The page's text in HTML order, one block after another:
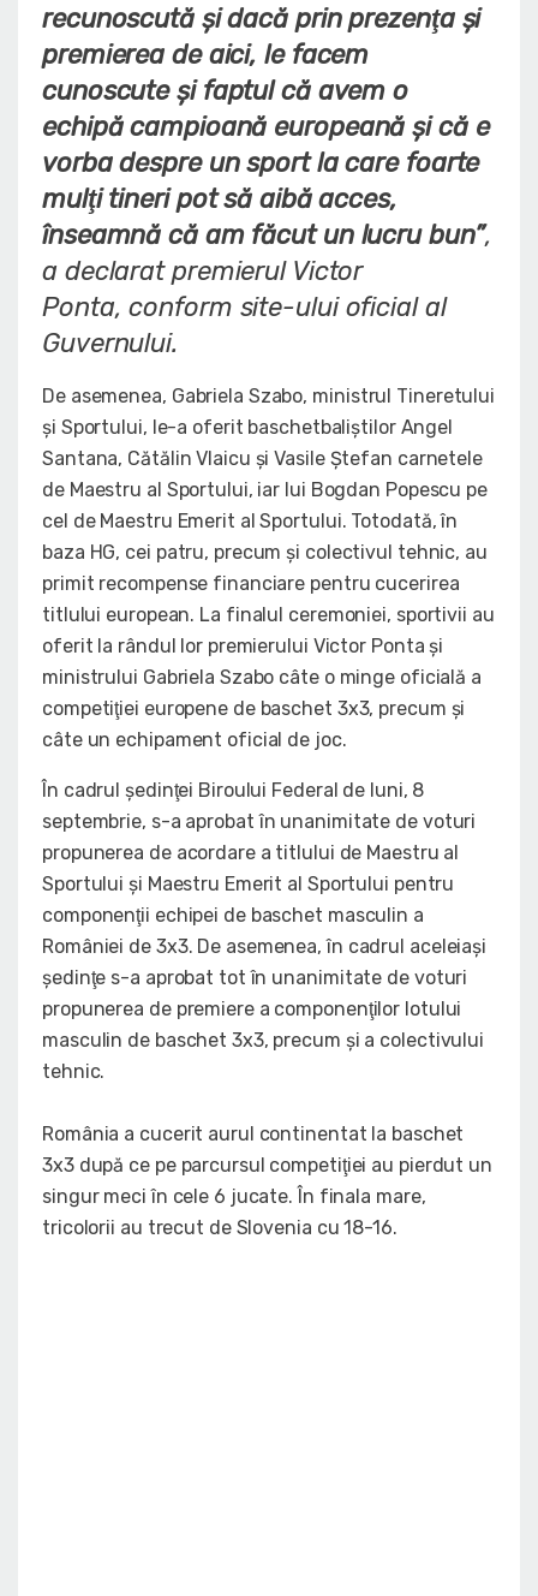
recunoscută şi dacă prin prezenţa şi
premierea de aici, le facem
cunoscute şi faptul că avem o
echipă campioană europeană şi că e
vorba despre un sport la care foarte
mulţi tineri pot să aibă acces,
înseamnă că am făcut un lucru bun”,
a declarat premierul Victor
Ponta,conform site-ului oficial al
Guvernului.
De asemenea, Gabriela Szabo, ministrul Tineretului
şi Sportului, le-a oferit baschetbaliştilor Angel
Santana, Cătălin Vlaicu şi Vasile Ştefan carnetele
de Maestru al Sportului, iar lui Bogdan Popescu pe
cel de Maestru Emerit al Sportului. Totodată, în
baza HG, cei patru, precum şi colectivul tehnic, au
primit recompense financiare pentru cucerirea
titlului european. La finalul ceremoniei, sportivii au
oferit la rândul lor premierului Victor Ponta şi
ministrului Gabriela Szabo câte o minge oficială a
competiţiei europene de baschet 3x3, precum şi
câte un echipament oficial de joc.
În cadrul şedinţei Biroului Federal de luni, 8
septembrie, s-a aprobat în unanimitate de voturi
propunerea de acordare a titlului de Maestru al
Sportului şi Maestru Emerit al Sportului pentru
componenţii echipei de baschet masculin a
României de 3x3. De asemenea, în cadrul aceleiaşi
şedinţe s-a aprobat tot în unanimitate de voturi
propunerea de premiere a componenţilor lotului
masculin de baschet 3x3, precum şi a colectivului
tehnic.
România a cucerit aurul continentat la baschet
3x3 după ce pe parcursul competiţiei au pierdut un
singur meci în cele 6 jucate. În finala mare,
tricolorii au trecut de Slovenia cu 18-16.